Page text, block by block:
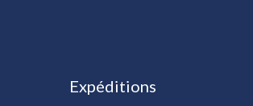
Expéditions